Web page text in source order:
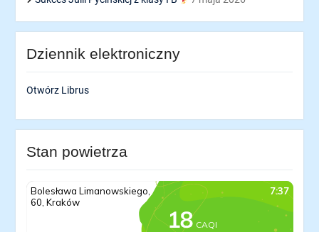
Dziennik elektroniczny
Otwórz Librus
Stan powietrza